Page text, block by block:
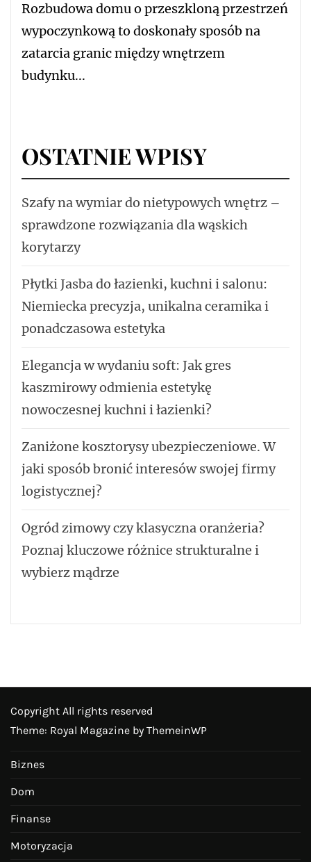
Rozbudowa domu o przeszkloną przestrzeń
wypoczynkową to doskonały sposób na
zatarcia granic między wnętrzem
budynku...
OSTATNIE WPISY
Szafy na wymiar do nietypowych wnętrz –
sprawdzone rozwiązania dla wąskich
korytarzy
Płytki Jasba do łazienki, kuchni i salonu:
Niemiecka precyzja, unikalna ceramika i
ponadczasowa estetyka
Elegancja w wydaniu soft: Jak gres
kaszmirowy odmienia estetykę
nowoczesnej kuchni i łazienki?
Zaniżone kosztorysy ubezpieczeniowe. W
jaki sposób bronić interesów swojej firmy
logistycznej?
Ogród zimowy czy klasyczna oranżeria?
Poznaj kluczowe różnice strukturalne i
wybierz mądrze
Copyright All rights reserved
Theme: Royal Magazine by ThemeinWP
Biznes
Dom
Finanse
Motoryzacja